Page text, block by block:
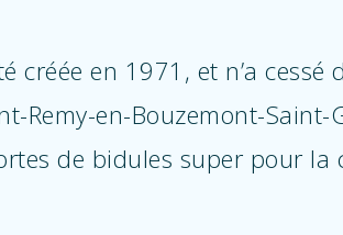
créée en 1971, et n’a
Remy-en-Bouzemont-
de bidules super pour la